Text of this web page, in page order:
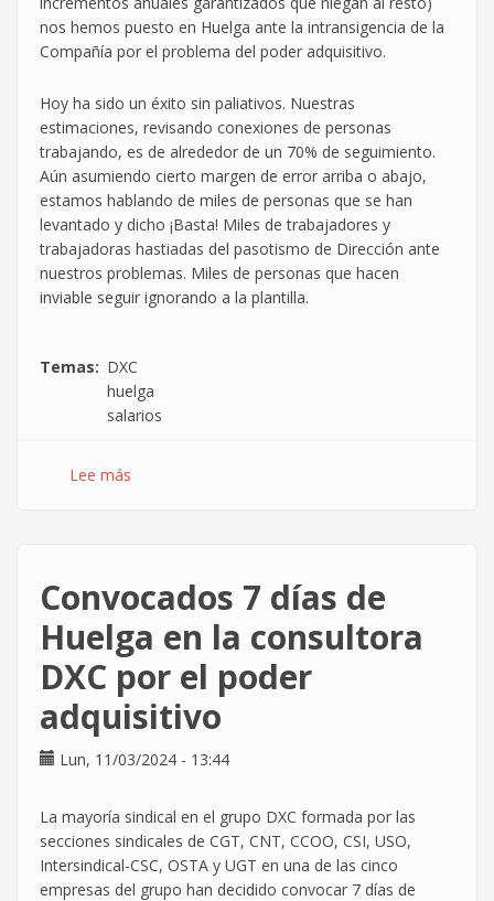
nos hemos puesto en Huelga ante la intransigencia de la
Compañía por el problema del poder adquisitivo.
Hoy ha sido un éxito sin paliativos. Nuestras
estimaciones, revisando conexiones de personas
trabajando, es de alrededor de un 70% de seguimiento.
Aún asumiendo cierto margen de error arriba o abajo,
estamos hablando de miles de personas que se han
levantado y dicho ¡Basta! Miles de trabajadores y
trabajadoras hastiadas del pasotismo de Dirección ante
nuestros problemas. Miles de personas que hacen
inviable seguir ignorando a la plantilla.
Temas
DXC
huelga
salarios
Lee más
La
ha
hablado
claro.
Convocados 7 días de
Huelga en la consultora
DXC por el poder
adquisitivo
Lun, 11/03/2024 - 13:44
La mayoría sindical en el grupo DXC formada por las
secciones sindicales de CGT, CNT, CCOO, CSI, USO,
Intersindical-CSC, OSTA y UGT en una de las cinco
empresas del grupo han decidido convocar 7 días de